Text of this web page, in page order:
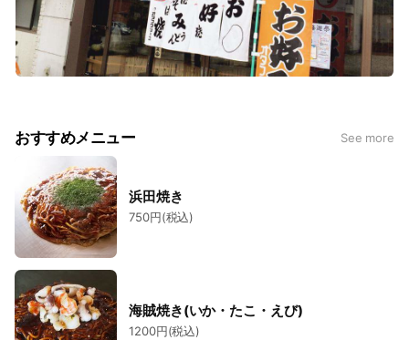
おすすめメニュー See more
浜田焼き
750円(税込)
海賊焼き(いか・たこ・えび)
1200円(税込)